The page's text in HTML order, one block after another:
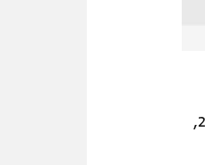
בגלל אבוקות וחידשו. פה, בגמר פלייאוף 20/21, השופטים פיצצו את המשחק שמכבי מובילה 2:0,